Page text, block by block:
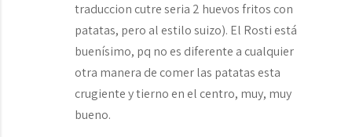
traduccion cutre seria 2 huevos fritos con
patatas, pero al estilo suizo). El Rosti está
buenísimo, pq no es diferente a cualquier
otra manera de comer las patatas esta
crugiente y tierno en el centro, muy, muy
bueno.